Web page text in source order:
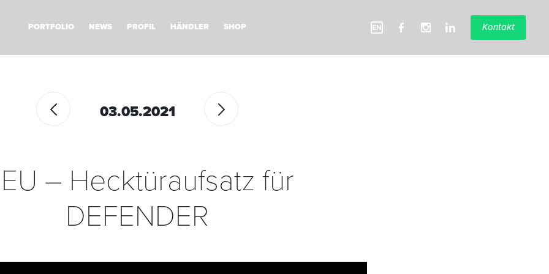
PORTFOLIO NEWS PROFIL HÄNDLER SHOP Kontakt
03.05.2021
– Hecktüraufsatz für
DEFENDER